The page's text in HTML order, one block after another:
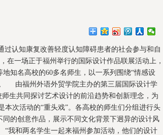
认知康复改善轻度认知障碍患者的社会参与和自
一场正于福州举行的国际设计作品联展活动上，
知名高校的60多名师生，以一系列围绕“情感设
, 由福州外语外贸学院主办的第三届国际设计学
生共同探讨艺术设计的前沿趋势和创新理念，为
次活动的“重头戏”。各高校的师生们分组进行头
的创意作品，展示不同文化背景下迥异的设计风
和两名学生一起来福州参加活动，他们的设计